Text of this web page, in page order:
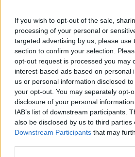
If you wish to opt-out of the sale,
processing of your personal or
targeted advertising by us, please use
section to confirm your selection.
opt-out request is processed you may
interest-based ads based on personal
us or personal information disclosed
your opt-out. You may separately opt-
disclosure of your personal
IAB’s list of downstream participants.
also be disclosed by us to third parties
Downstream Participants that may